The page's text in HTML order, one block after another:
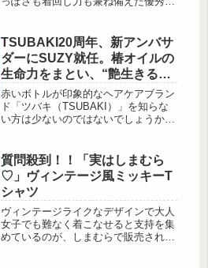
中から、今回は特におすすめの「映え
デニム」を厳選してご紹介します♪キ
ュートな刺繍がポイント♪ 出
典:hiro77and 前身頃や後身頃、袖にか
けて散りばめられたカラフルな刺繍
が、遊び心を感じさせる一着。ライト
カラーのデニムは爽やかさもあり、春
夏のコーディネートに...
TSUBAKI20周年、新アンバサ
ダーにSUZY就任。椿オイルの
生命力をまとい、“艶生きる
髪”の新たな美を表現
赤いボトルが印象的なヘアケアブラン
ド「ツバキ（TSUBAKI）」を知らな
い方は少ないのではないでしょうか。
いヘアケアブランドです。 そんな
TSUBAKIが […]
質問殺到！！「実はしまむら
♡」ヴィンテージ風ミッキーT
シャツ
ヴィンテージライクなデザインで大人
女子でも難なく着こなせると支持を集
めているのが、しまむらで販売されて